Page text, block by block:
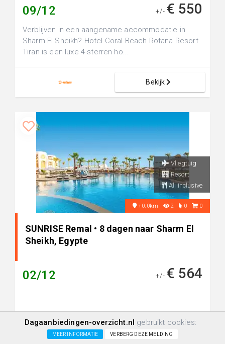
09/12 +/- € 550
Verblijven in een aangename accommodatie in
Sharm El Sheikh? Hotel Coral Beach Rotana Resort
Tiran is een luxe 4-sterren ho...
Bekijk
Vliegtuig
Resort
All inclusive
+0.0km 2 0 0
SUNRISE Remal • 8 dagen naar Sharm El
Sheikh, Egypte
02/12 +/- € 564
Dagaanbiedingen-overzicht.nl gebruikt cookies:
MEER INFORMATIE VERBERG DEZE MELDING